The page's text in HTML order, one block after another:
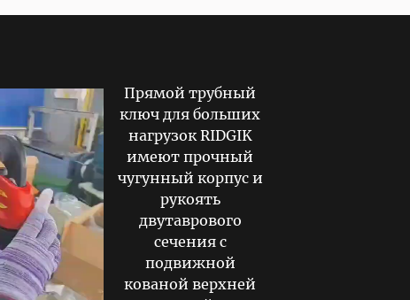
Прямой трубный
ключ для больших
нагрузок RIDGIK
имеют прочный
чугунный корпус и
рукоять
двутаврового
сечения с
подвижной
кованой верхней